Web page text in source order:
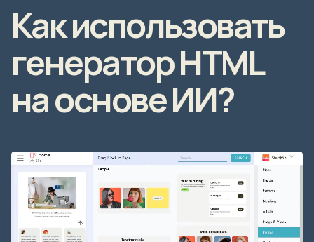
Как использовать
генератор HTML
на основе ИИ?